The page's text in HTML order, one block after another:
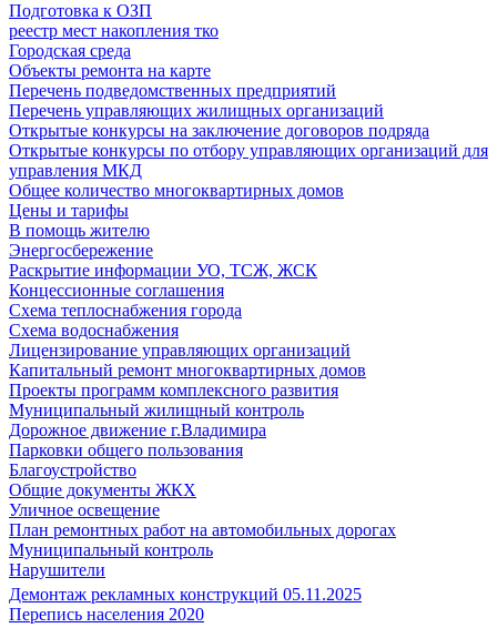
Подготовка к ОЗП
реестр мест накопления тко
Городская среда
Объекты ремонта на карте
Перечень подведомственных предприятий
Перечень управляющих жилищных организаций
Открытые конкурсы на заключение договоров подряда
Открытые конкурсы по отбору управляющих организаций для
управления МКД
Общее количество многоквартирных домов
Цены и тарифы
В помощь жителю
Энергосбережение
Раскрытие информации УО, ТСЖ, ЖСК
Концессионные соглашения
Схема теплоснабжения города
Схема водоснабжения
Лицензирование управляющих организаций
Капитальный ремонт многоквартирных домов
Проекты программ комплексного развития
Муниципальный жилищный контроль
Дорожное движение г.Владимира
Парковки общего пользования
Благоустройство
Общие документы ЖКХ
Уличное освещение
План ремонтных работ на автомобильных дорогах
Муниципальный контроль
Нарушители
Демонтаж рекламных конструкций 05.11.2025
Перепись населения 2020